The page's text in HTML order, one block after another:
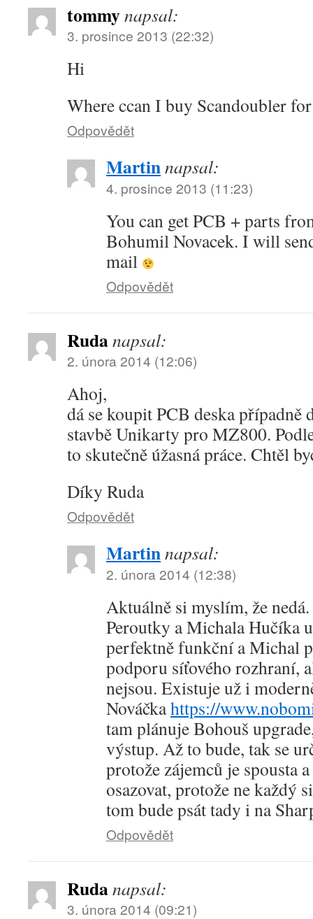
tommynapsal:
3. prosince 2013 (22:32)
Hi
Where ccan I buy Scandoubler
Odpovědět
Martinnapsal:
4. prosince 2013 (11:23)
You can get PCB + parts
Bohumil Novacek. I will
mail
Odpovědět
Rudanapsal:
2. února 2014 (12:06)
Ahoj,
dá se koupit PCB deska případně
stavbě Unikarty pro MZ800.
to skutečně úžasná práce. Chtěl
Díky Ruda
Odpovědět
Martinnapsal:
2. února 2014 (12:38)
Aktuálně si myslím, že
Peroutky a Michala Hučíka
perfektně funkční a Michal
podporu síťového rozhraní,
nejsou. Existuje už i
Nováčkahttps://
tam plánuje Bohouš
výstup. Až to bude, tak se
protože zájemců je spousta
osazovat, protože ne každý
tom bude psát tady i na
Odpovědět
Rudanapsal:
3. února 2014 (09:21)